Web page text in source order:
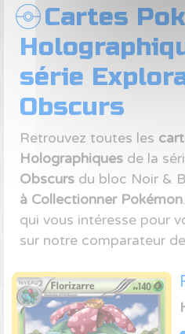
Cartes
série
Obscurs
Retrouvez toutes les
Holographiques de la
Obscurs du bloc Noir &
à Collectionner Pokémon.
qui vous intéresse pour
sur notre comparateur